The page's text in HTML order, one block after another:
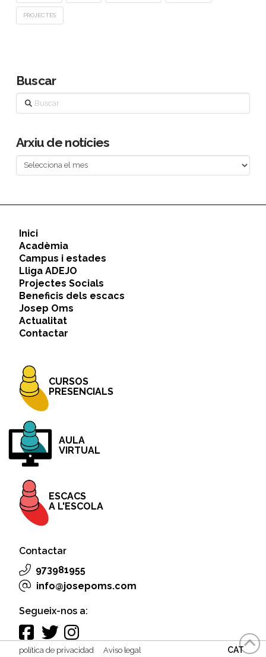
PROJECTES
Buscar
Buscar
Arxiu de notícies
Arxiu
de
Inici
Acadèmia
Campus i estades
Lliga ADEJO
Projectes Socials
Beneficis dels escacs
Josep Oms
Actualitat
Contactar
CURSOS
PRESENCIALS
AULA
VIRTUAL
ESCACS
A L'ESCOLA
Contactar
973981955
info@josepoms.com
Segueix-nos a:
política de privacidad Aviso legal CAT